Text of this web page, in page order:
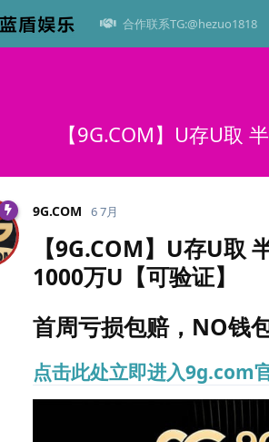
合作联系TG:@hezuo1818
【9G.COM】U存U取
9G.​COM 6 7月
【9G.COM】U存U取
1000万U【可验证】
首周亏损包赔，NO钱
点击此处立即进入9g.com